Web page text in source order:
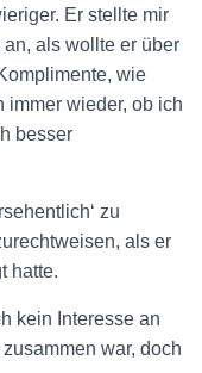
Er stellte mir
als wollte er über
wie
immer wieder, ob ich
besser
zu
als er
hatte.
kein Interesse an
war, doch